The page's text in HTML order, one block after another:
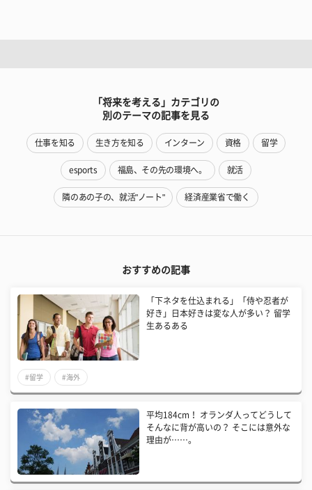
「将来を考える」カテゴリの
別のテーマの記事を見る
仕事を知る 生き方を知る インターン 資格 留学
esports 福島、その先の環境へ。 就活
隣のあの子の、就活"ノート" 経済産業省で働く
おすすめの記事
「下ネタを仕込まれる」「侍や忍者が
好き」日本好きは変な人が多い？ 留学
生あるある
#留学 #海外
平均184cm！ オランダ人ってどうして
そんなに背が高いの？ そこには意外な
理由が……。